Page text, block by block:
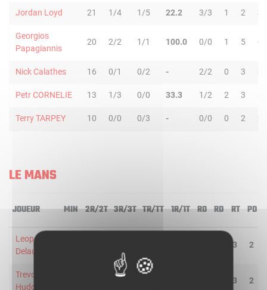
Jordan Loyd 21 1/4 1/5 22.2 3/3 1 2 3
Georgios
Papagiannis
20 2/2 1/1 100.0 0/0 1 5 6
Nick Calathes 16 0/1 0/2 - 2/2 0 3 3
Petr CORNELIE 13 1/3 0/0 33.3 1/2 2 3
Terry TARPEY 10 0/0 0/3 - 0/0 0 2 2
LE MANS
JOUEUR MIN 2R/2T 3R/3T TR/TT 1R/1T RO RD RT PD
Leopold
Delaunay
3 2
Trevor
Hudgins
3 2